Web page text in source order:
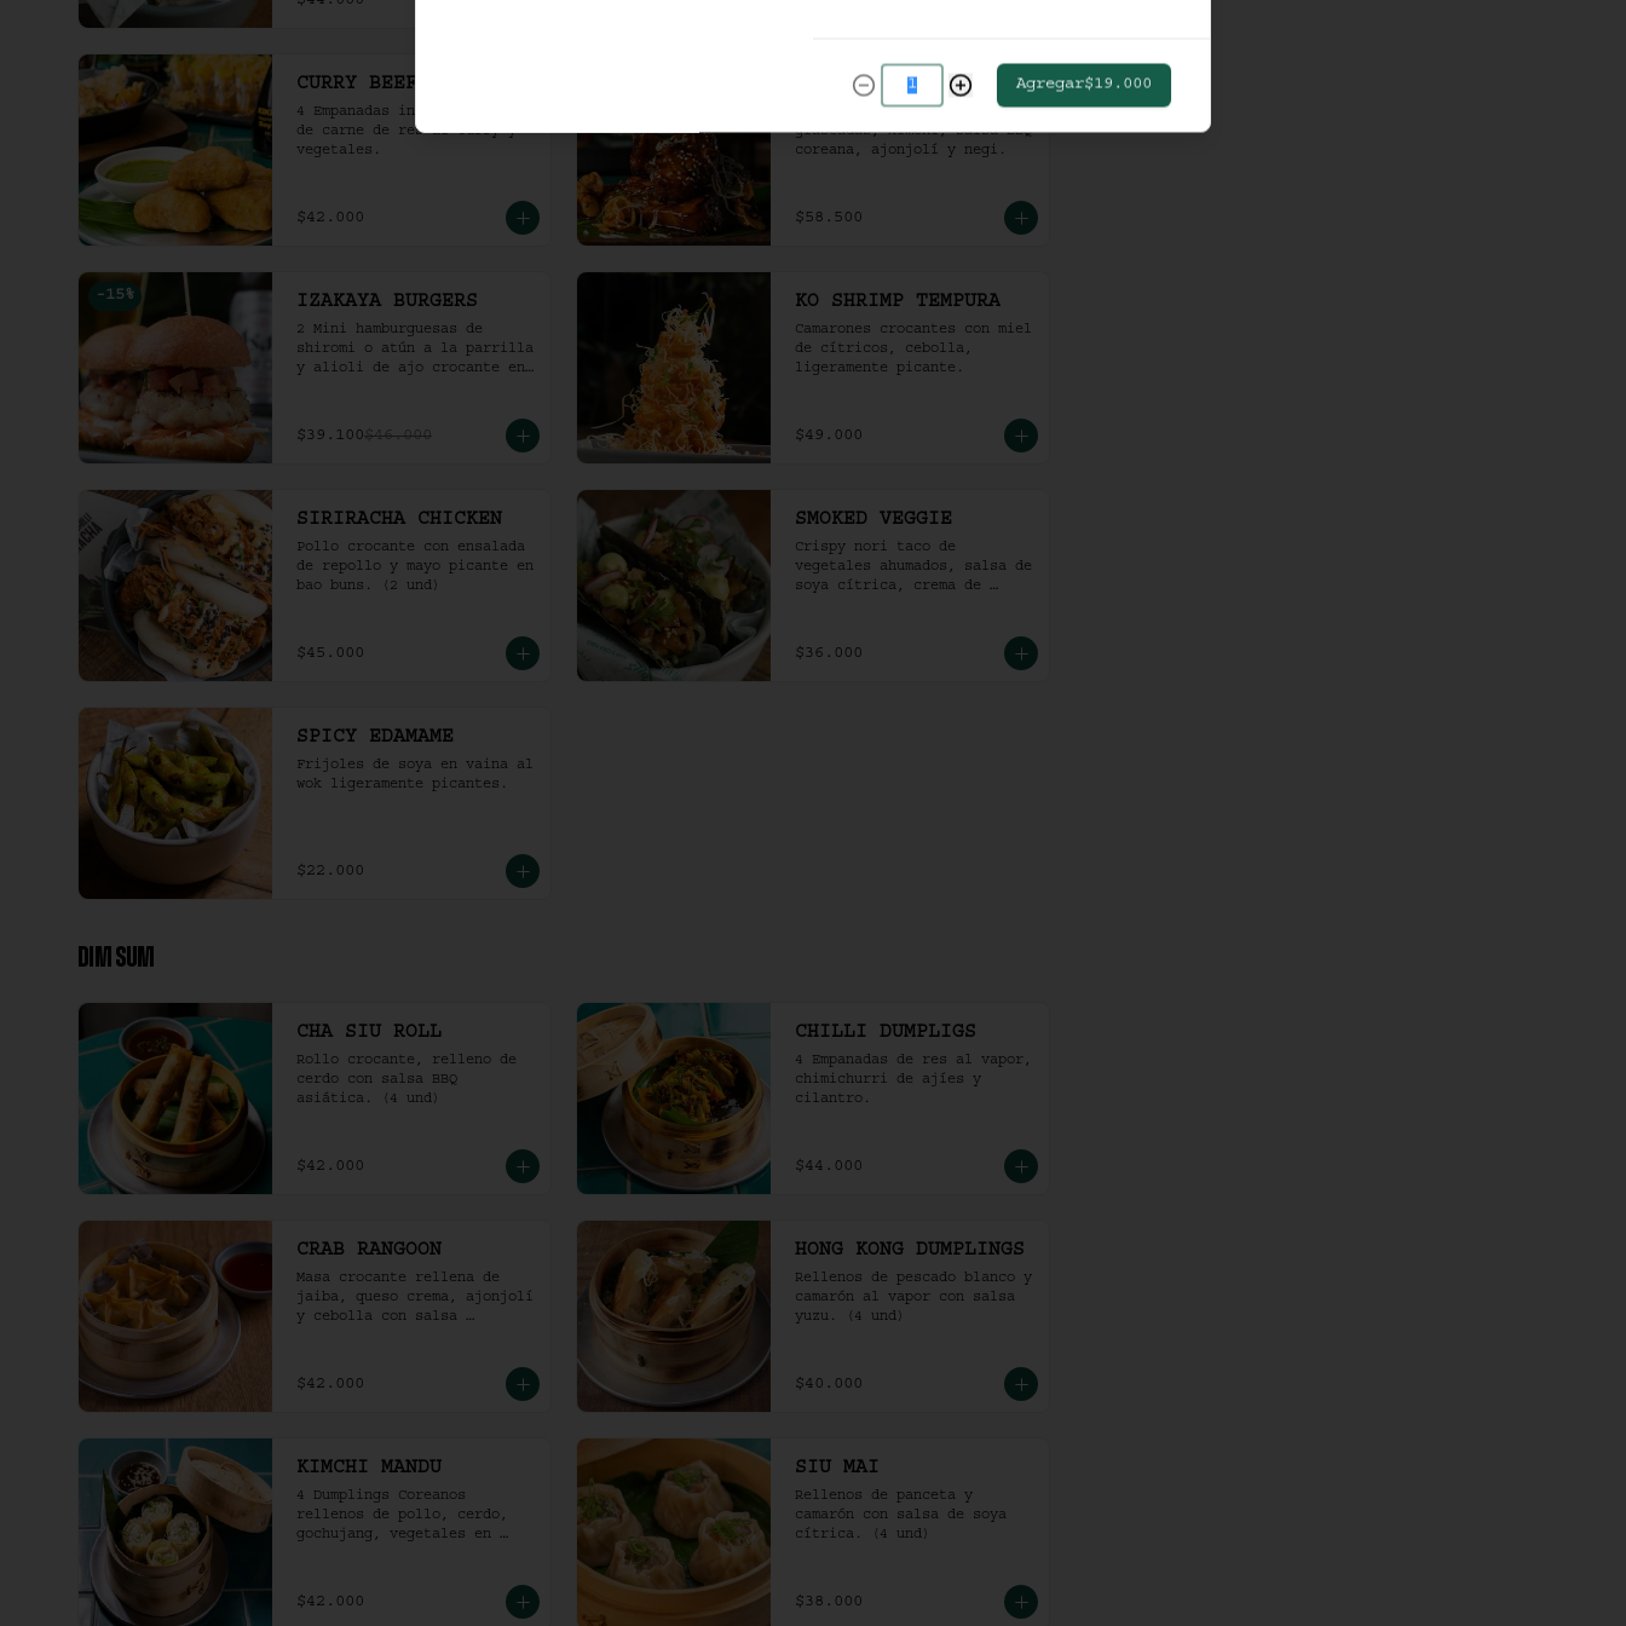
CURRY BEEF SAMOSA
4 Empanadas indias rellenas
de carne de res al curry y
vegetales.
$42.000
GOCHUJANG RIBS
Costillas de cerdo
glaseadas, kimchi, salsa BBQ
coreana, ajonjolí y negi.
$58.500
-15 % IZAKAYA BURGERS
2 Mini hamburguesas de
shiromi o atún a la parrilla
y alioli de ajo crocante en
$39.100$46.000
KO SHRIMP TEMPURA
Camarones crocantes con miel
de cítricos, cebolla,
ligeramente picante.
$49.000
SIRIRACHA CHICKEN
Pollo crocante con ensalada
de repollo y mayo picante en
bao buns. (2 und)
$45.000
SMOKED VEGGIE
Crispy nori taco de
vegetales ahumados, salsa de
soya cítrica, crema de
$36.000
SPICY EDAMAME
Frijoles de soya en vaina al
wok ligeramente picantes.
$22.000
DIM SUM
CHA SIU ROLL
Rollo crocante, relleno de
cerdo con salsa BBQ
asiática. (4 und)
$42.000
CHILLI DUMPLIGS
4 Empanadas de res al vapor,
chimichurri de ajíes y
cilantro.
$44.000
CRAB RANGOON
Masa crocante rellena de
jaiba, queso crema, ajonjolí
y cebolla con salsa
$42.000
HONG KONG DUMPLINGS
Rellenos de pescado blanco y
camarón al vapor con salsa
yuzu. (4 und)
$40.000
KIMCHI MANDU
4 Dumplings Coreanos
rellenos de pollo, cerdo,
gochujang, vegetales en
$42.000
SIU MAI
Rellenos de panceta y
camarón con salsa de soya
cítrica. (4 und)
$38.000
Agregar$19.000